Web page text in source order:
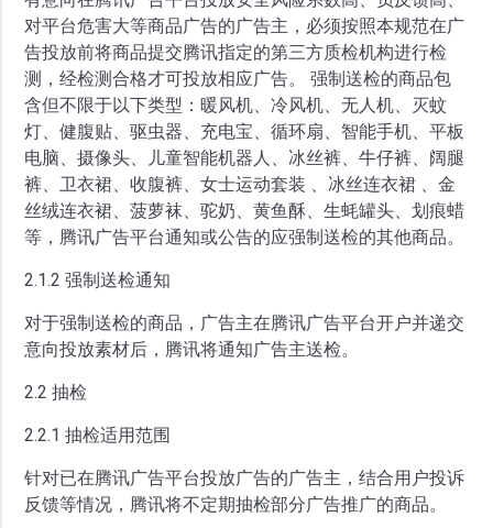
对平台危害大等商品广告的广告主，必须按照本规范在广
告投放前将商品提交腾讯指定的第三方质检机构进行检
测，经检测合格才可投放相应广告。 强制送检的商品包
含但不限于以下类型：暖风机、冷风机、无人机、灭蚊
灯、健腹贴、驱虫器、充电宝、循环扇、智能手机、平板
电脑、摄像头、儿童智能机器人、冰丝裤、牛仔裤、阔腿
裤、卫衣裙、收腹裤、女士运动套装 、冰丝连衣裙 、金
丝绒连衣裙、菠萝袜、驼奶、黄鱼酥、生蚝罐头、划痕蜡
等，腾讯广告平台通知或公告的应强制送检的其他商品。
2.1.2 强制送检通知
对于强制送检的商品，广告主在腾讯广告平台开户并递交
意向投放素材后，腾讯将通知广告主送检。
2.2 抽检
2.2.1 抽检适用范围
针对已在腾讯广告平台投放广告的广告主，结合用户投诉
反馈等情况，腾讯将不定期抽检部分广告推广的商品。